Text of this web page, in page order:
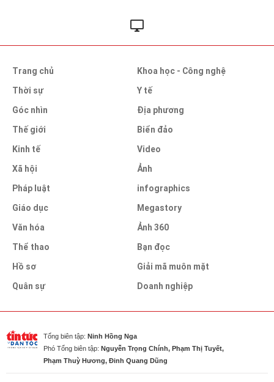
Trang chủ
Thời sự
Góc nhìn
Thế giới
Kinh tế
Xã hội
Pháp luật
Giáo dục
Văn hóa
Thể thao
Hồ sơ
Quân sự
Khoa học - Công nghệ
Y tế
Địa phương
Biển đảo
Video
Ảnh
infographics
Megastory
Ảnh 360
Bạn đọc
Giải mã muôn mặt
Doanh nghiệp
Tổng biên tập: Ninh Hồng Nga
Phó Tổng biên tập: Nguyễn Trọng Chính, Phạm Thị Tuyết,
Phạm Thuỳ Hương, Đinh Quang Dũng